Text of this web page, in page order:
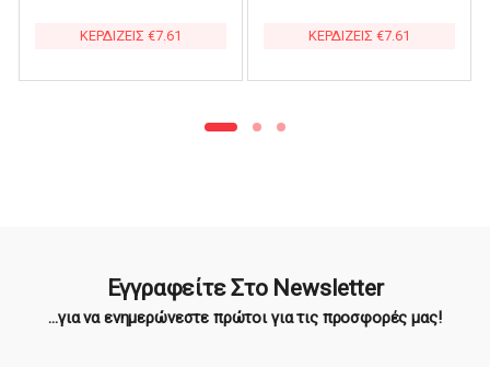
€2.29.
ΚΕΡΔΙΖΕΙΣ €7.61
€2.29.
ΚΕΡΔΙΖΕΙΣ €7.61
Εγγραφείτε Στο Newsletter
...για να ενημερώνεστε πρώτοι για τις προσφορές μας!